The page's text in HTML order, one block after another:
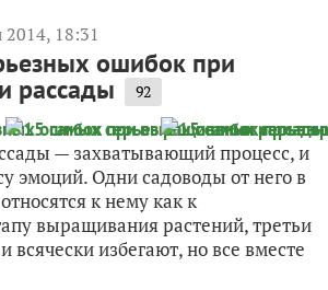
2014, 18:31
ошибок при
рассады 92
— захватывающий процесс, и
эмоций. Одни садоводы от него в
к нему как к
выращивания растений, третьи
всячески избегают, но все вместе